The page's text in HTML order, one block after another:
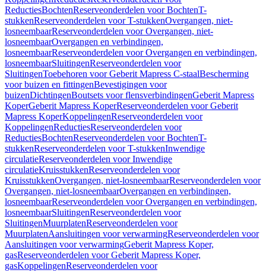
ReductiesBochtenReserveonderdelen voor BochtenT-
stukkenReserveonderdelen voor T-stukkenOvergangen, niet-
losneembaarReserveonderdelen voor Overgangen, niet-
losneembaarOvergangen en verbindingen,
losneembaarReserveonderdelen voor Overgangen en verbindingen,
losneembaarSluitingenReserveonderdelen voor
SluitingenToebehoren voor Geberit Mapress C-staalBescherming
voor buizen en fittingenBevestigingen voor
buizenDichtingenBoutsets voor flensverbindingenGeberit Mapress
KoperGeberit Mapress KoperReserveonderdelen voor Geberit
Mapress KoperKoppelingenReserveonderdelen voor
KoppelingenReductiesReserveonderdelen voor
ReductiesBochtenReserveonderdelen voor BochtenT-
stukkenReserveonderdelen voor T-stukkenInwendige
circulatieReserveonderdelen voor Inwendige
circulatieKruisstukkenReserveonderdelen voor
KruisstukkenOvergangen, niet-losneembaarReserveonderdelen voor
Overgangen, niet-losneembaarOvergangen en verbindingen,
losneembaarReserveonderdelen voor Overgangen en verbindingen,
losneembaarSluitingenReserveonderdelen voor
SluitingenMuurplatenReserveonderdelen voor
MuurplatenAansluitingen voor verwarmingReserveonderdelen voor
Aansluitingen voor verwarmingGeberit Mapress Koper,
gasReserveonderdelen voor Geberit Mapress Koper,
gasKoppelingenReserveonderdelen voor